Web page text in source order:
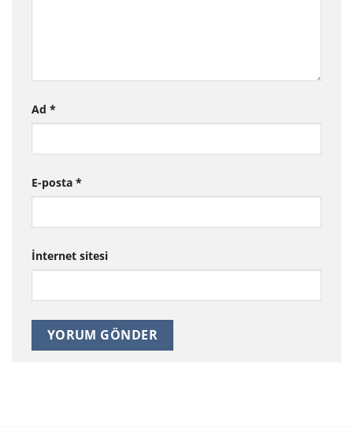
Ad *
E-posta *
İnternet sitesi